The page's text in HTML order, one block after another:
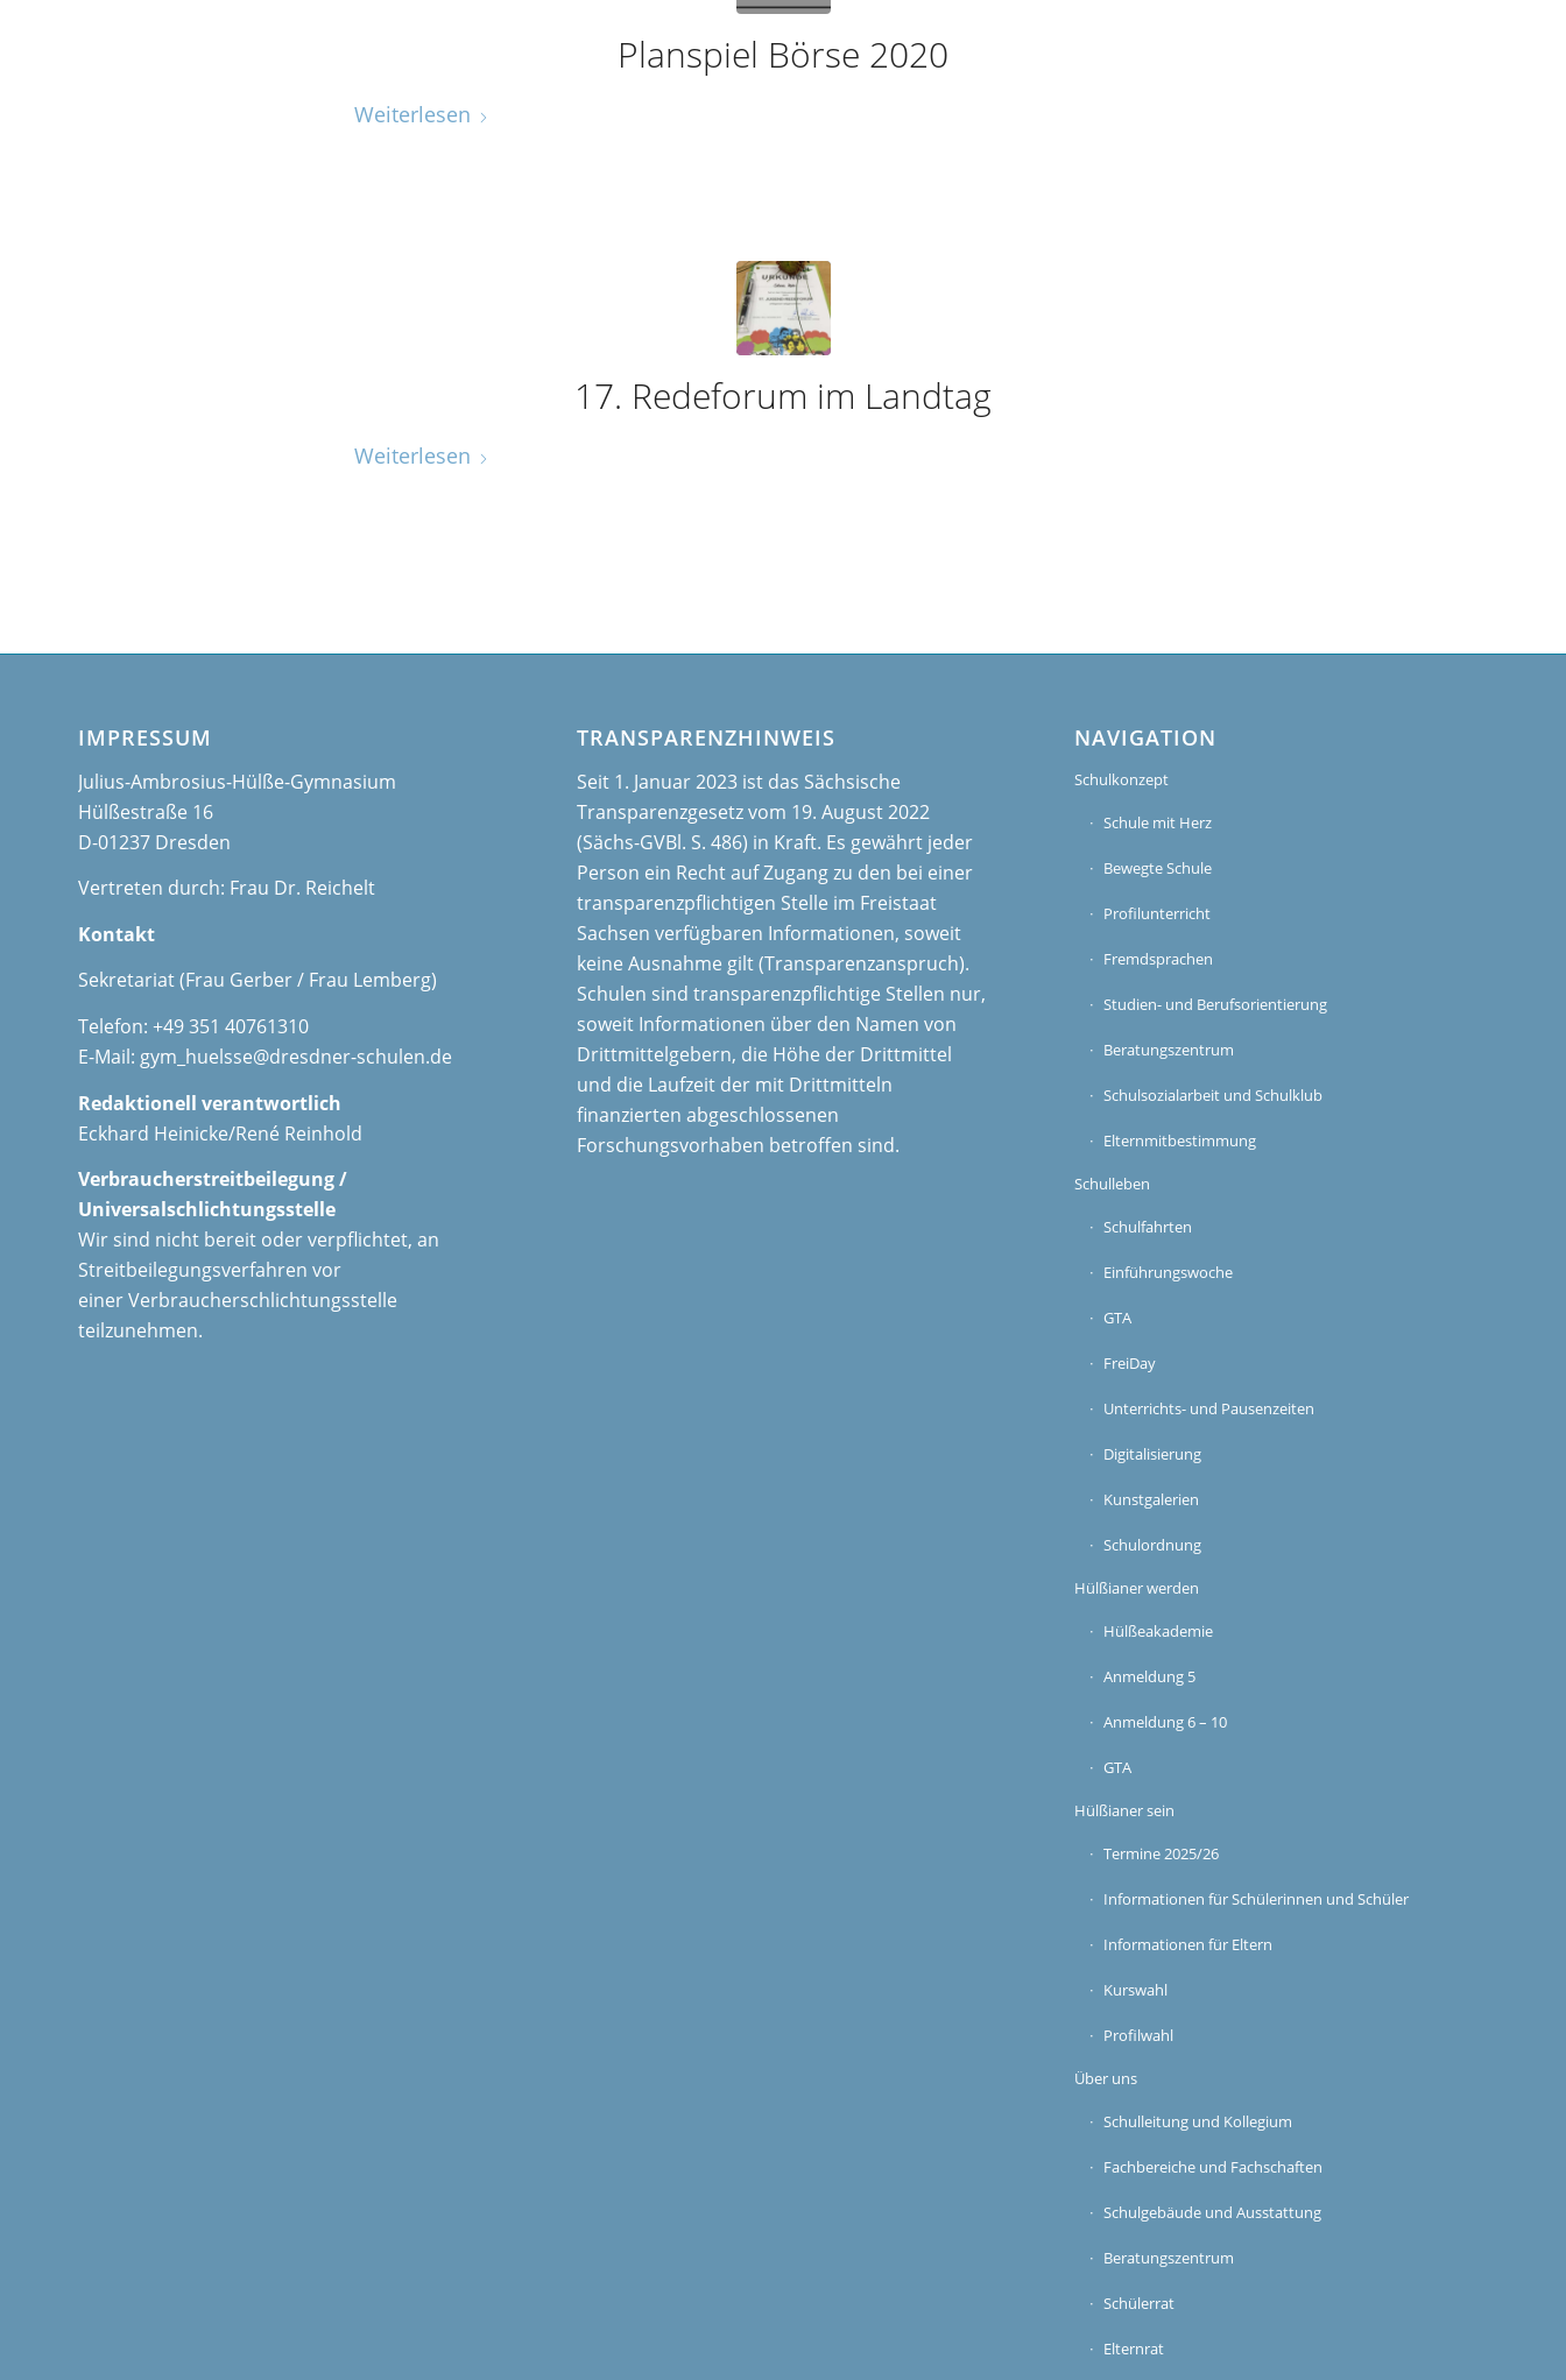
Planspiel Börse 2020
Weiterlesen
17. Redeforum im Landtag
Weiterlesen
IMPRESSUM
Julius-Ambrosius-Hülße-Gymnasium
Hülßestraße 16
D-01237 Dresden
Vertreten durch: Frau Dr. Reichelt
Kontakt
Sekretariat (Frau Gerber / Frau Lemberg)
Telefon: +49 351 40761310
E-Mail: gym_huelsse@dresdner-schulen.de
Redaktionell verantwortlich
Eckhard Heinicke/René Reinhold
Verbraucherstreitbeilegung /
Universalschlichtungsstelle
Wir sind nicht bereit oder verpflichtet, an
Streitbeilegungsverfahren vor
einer Verbraucherschlichtungsstelle
teilzunehmen.
TRANSPARENZHINWEIS
Seit 1. Januar 2023 ist das Sächsische
Transparenzgesetz vom 19. August 2022
(Sächs-GVBl. S. 486) in Kraft. Es gewährt jeder
Person ein Recht auf Zugang zu den bei einer
transparenzpflichtigen Stelle im Freistaat
Sachsen verfügbaren Informationen, soweit
keine Ausnahme gilt (Transparenzanspruch).
Schulen sind transparenzpflichtige Stellen nur,
soweit Informationen über den Namen von
Drittmittelgebern, die Höhe der Drittmittel
und die Laufzeit der mit Drittmitteln
finanzierten abgeschlossenen
Forschungsvorhaben betroffen sind.
NAVIGATION
Schulkonzept
Schule mit Herz
Bewegte Schule
Profilunterricht
Fremdsprachen
Studien- und Berufsorientierung
Beratungszentrum
Schulsozialarbeit und Schulklub
Elternmitbestimmung
Schulleben
Schulfahrten
Einführungswoche
GTA
FreiDay
Unterrichts- und Pausenzeiten
Digitalisierung
Kunstgalerien
Schulordnung
Hülßianer werden
Hülßeakademie
Anmeldung 5
Anmeldung 6 – 10
GTA
Hülßianer sein
Termine 2025/26
Informationen für Schülerinnen und Schüler
Informationen für Eltern
Kurswahl
Profilwahl
Über uns
Schulleitung und Kollegium
Fachbereiche und Fachschaften
Schulgebäude und Ausstattung
Beratungszentrum
Schülerrat
Elternrat